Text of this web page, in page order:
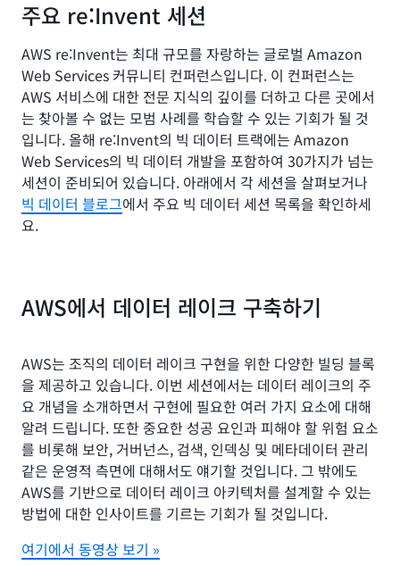
주요 re:Invent 세션
AWS re:Invent는 최대 규모를 자랑하는 글로벌 Amazon
Web Services 커뮤니티 컨퍼런스입니다. 이 컨퍼런스는
AWS 서비스에 대한 전문 지식의 깊이를 더하고 다른 곳에서
는 찾아볼 수 없는 모범 사례를 학습할 수 있는 기회가 될 것
입니다. 올해 re:Invent의 빅 데이터 트랙에는 Amazon
Web Services의 빅 데이터 개발을 포함하여 30가지가 넘는
세션이 준비되어 있습니다. 아래에서 각 세션을 살펴보거나
빅 데이터 블로그에서 주요 빅 데이터 세션 목록을 확인하세
요.
AWS에서 데이터 레이크 구축하기
AWS는 조직의 데이터 레이크 구현을 위한 다양한 빌딩 블록
을 제공하고 있습니다. 이번 세션에서는 데이터 레이크의 주
요 개념을 소개하면서 구현에 필요한 여러 가지 요소에 대해
알려 드립니다. 또한 중요한 성공 요인과 피해야 할 위험 요소
를 비롯해 보안, 거버넌스, 검색, 인덱싱 및 메타데이터 관리
같은 운영적 측면에 대해서도 얘기할 것입니다. 그 밖에도
AWS를 기반으로 데이터 레이크 아키텍처를 설계할 수 있는
방법에 대한 인사이트를 기르는 기회가 될 것입니다.
여기에서 동영상 보기 »